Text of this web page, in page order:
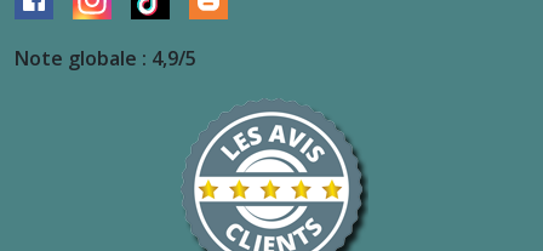
Note globale : 4,9/5